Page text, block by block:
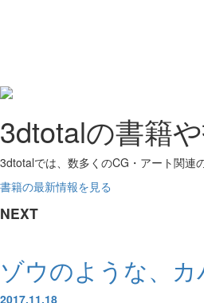
3dtotalの書籍
3dtotalでは、数多くのCG・アート関連
書籍の最新情報を見る
NEXT
ゾウのような、
2017.11.18